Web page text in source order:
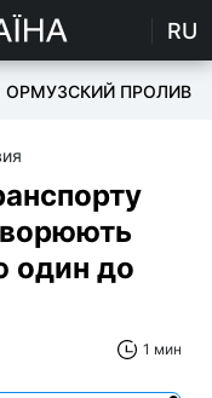
RU
ОРМУЗСКИЙ ПРОЛИВ
один до
1 мин